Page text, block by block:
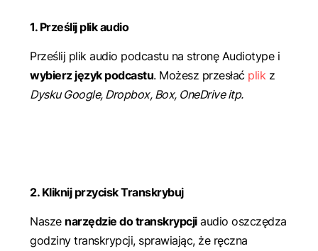
1. Prześlij plik audio
Prześlij plik audio podcastu na stronę Audiotype i
wybierz język podcastu. Możesz przesłać plikz
Dysku Google, Dropbox, Box, OneDrive itp.
2. Kliknij przycisk Transkrybuj
Nasze narzędzie do transkrypcjiaudio oszczędza
godziny transkrypcji, sprawiając, że ręczna